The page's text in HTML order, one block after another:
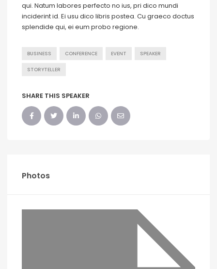
qui. Natum labores perfecto no ius, pri dico mundi
inciderint id. Ei usu dico libris postea. Cu graeco doctus
splendide qui, ei eum probo regione.
BUSINESS CONFERENCE EVENT SPEAKER
STORYTELLER
SHARE THIS SPEAKER
Photos